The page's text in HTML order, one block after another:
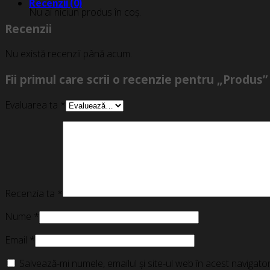
Nu ai niciun produs în coș.
Recenzii (0)
Recenzii
Nu există recenzii până acum.
Fii primul care scrii o recenzie pentru „Produs”
Evaluarea ta *
Recenzia ta *
Nume *
Email *
Salvează-mi numele, emailul și site-ul web în acest